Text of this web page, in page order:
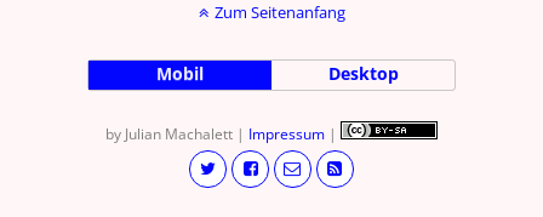
Zum Seitenanfang
Mobil Desktop
by Julian Machalett | Impressum |